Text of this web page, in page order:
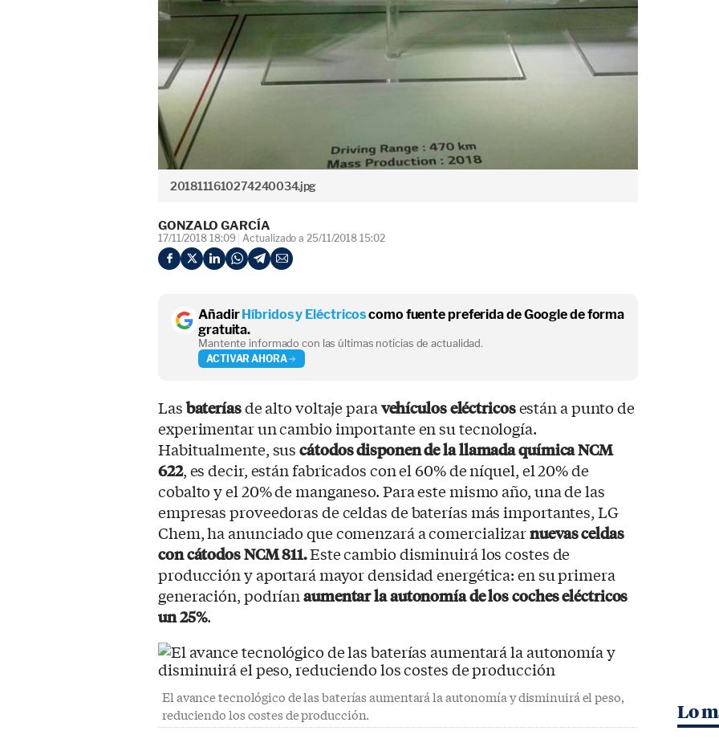
2018111610274240034.jpg
GONZALO GARCÍA
17/11/2018 18:09 Actualizado a 25/11/2018 15:02
AñadirHíbridos y Eléctricoscomo fuente preferida de Google de forma
gratuita.
Mantente informado con las últimas noticias de actualidad.
ACTIVAR AHORA
Lasbateríasde alto voltaje paravehículos eléctricosestán a punto de
experimentar un cambio importante en su tecnología.
Habitualmente, suscátodos disponen de la llamada química NCM
622, es decir, están fabricados con el 60% de níquel, el 20% de
cobalto y el 20% de manganeso. Para este mismo año, una de las
empresas proveedoras de celdas de baterías más importantes, LG
Chem, ha anunciado que comenzará a comercializarnuevas celdas
con cátodos NCM 811.Este cambio disminuirá los costes de
producción y aportará mayor densidad energética: en su primera
generación, podríanaumentar la autonomía de los coches eléctricos
un 25%.
El avance tecnológico de las baterías aumentará la autonomía y disminuirá el peso,
reduciendo los costes de producción.
Lo